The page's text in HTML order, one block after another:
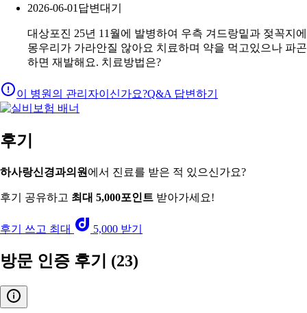
2026-06-01 답변대기
대상포진 25년 11월에 발병하여 우측 겨드랑밑과 젖꼭지에
몽우리가 가라안질 않아요 치료하며 약을 먹고있으나 파곤
하면 재발해요. 치료방법은?
이 병원의 관리자이신가요?Q&A 답변하기
후기
하사랑신경과의원 에서 진료를 받은 적 있으신가요?
후기 공유하고 최대 5,000포인트 받아가세요!
후기 쓰고 최대 5,000 받기
방문 인증 후기 (23)